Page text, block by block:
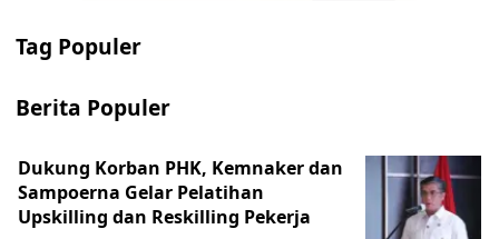
Tag Populer
Berita Populer
Dukung Korban PHK, Kemnaker dan
Sampoerna Gelar Pelatihan
Upskilling dan Reskilling Pekerja